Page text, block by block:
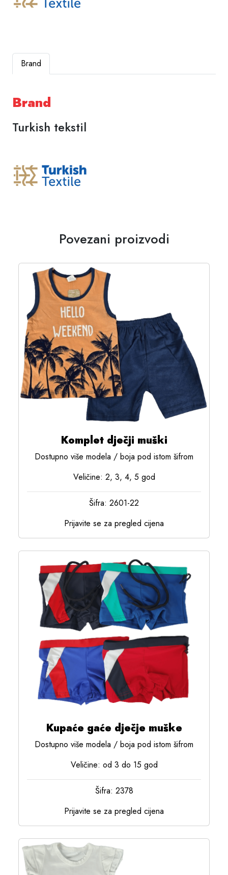
Brand
Brand
Turkish tekstil
Povezani proizvodi
Komplet dječji muški
Dostupno više modela / boja pod istom šifrom
Veličine: 2, 3, 4, 5 god
Šifra: 2601-22
Prijavite se za pregled cijena
Kupaće gaće dječje muške
Dostupno više modela / boja pod istom šifrom
Veličine: od 3 do 15 god
Šifra: 2378
Prijavite se za pregled cijena